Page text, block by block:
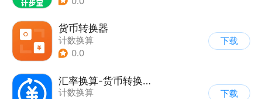
货币转换器
计数换算
0.0
下载
汇率换算-货币转换器
计数换算
下载